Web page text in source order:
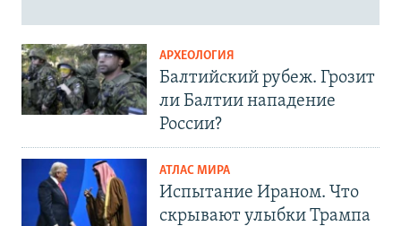
АРХЕОЛОГИЯ
Балтийский рубеж. Грозит
ли Балтии нападение
России?
АТЛАС МИРА
Испытание Ираном. Что
скрывают улыбки Трампа